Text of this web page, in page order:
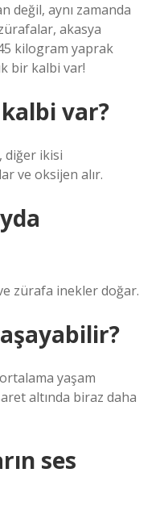
değil, aynı zamanda
akasya
kilogram yaprak
bir kalbi var!
var?
diğer ikisi
ve oksijen alır.
zürafa inekler doğar.
yaşam
altında biraz daha
ses